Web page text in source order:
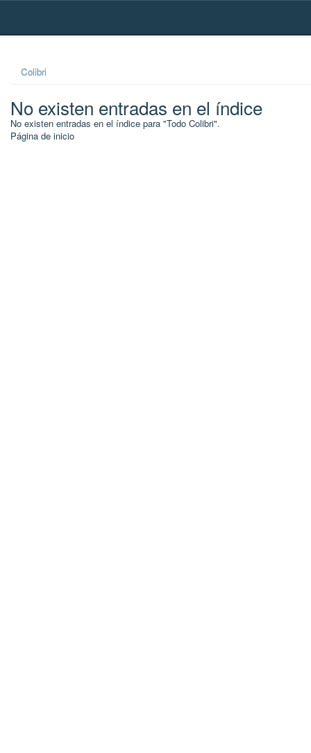
Skip
Colibri
No existen entradas en el índice
No existen entradas en el índice para "Todo Colibri".
Página de inicio